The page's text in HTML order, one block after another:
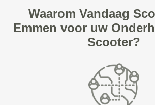
Waarom Vandaag
Emmen voor uw
Scooter?